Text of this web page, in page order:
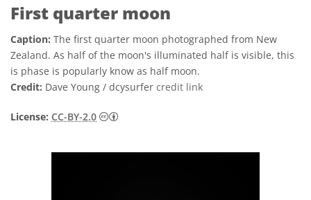
First quarter moon
Caption: The first quarter moon photographed from New
Zealand. As half of the moon's illuminated half is visible, this
is phase is popularly know as half moon.
Credit: Dave Young / dcysurfer credit link
License: CC-BY-2.0 Creative Commons Atribución 2.0